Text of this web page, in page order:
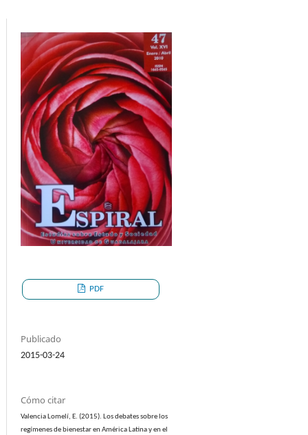
PDF
Publicado
2015-03-24
Cómo citar
Valencia Lomelí, E. (2015). Los debates sobre los
regímenes de bienestar en América Latina y en el